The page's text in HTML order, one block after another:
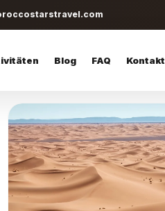
Blog FAQ Kontakt